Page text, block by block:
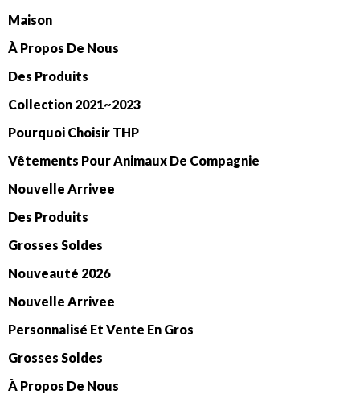
Maison
À Propos De Nous
Des Produits
Collection 2021~2023
Pourquoi Choisir THP
Vêtements Pour Animaux De Compagnie
Nouvelle Arrivee
Des Produits
Grosses Soldes
Nouveauté 2026
Nouvelle Arrivee
Personnalisé Et Vente En Gros
Grosses Soldes
À Propos De Nous